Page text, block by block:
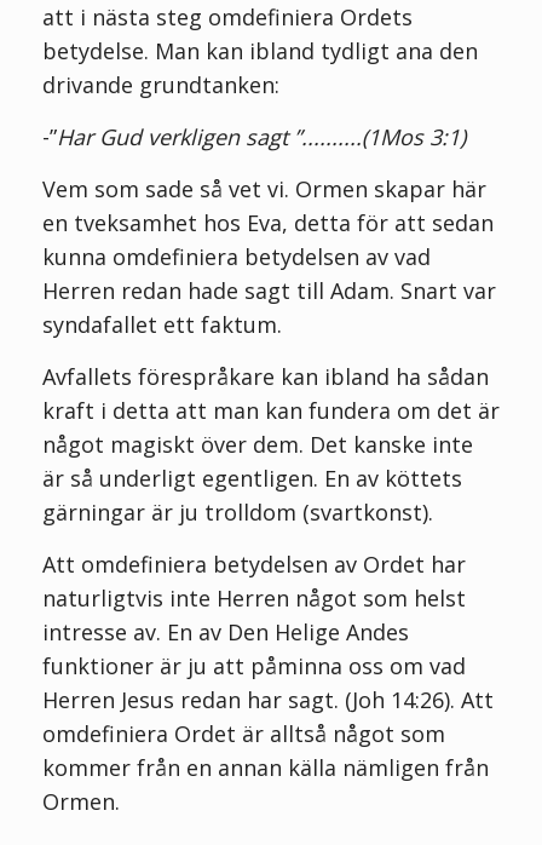
att i nästa steg omdefiniera Ordets
betydelse. Man kan ibland tydligt ana den
drivande grundtanken:
-”Har Gud verkligen sagt ”..........(1Mos 3:1)
Vem som sade så vet vi. Ormen skapar här
en tveksamhet hos Eva, detta för att sedan
kunna omdefiniera betydelsen av vad
Herren redan hade sagt till Adam. Snart var
syndafallet ett faktum.
Avfallets förespråkare kan ibland ha sådan
kraft i detta att man kan fundera om det är
något magiskt över dem. Det kanske inte
är så underligt egentligen. En av köttets
gärningar är ju trolldom (svartkonst).
Att omdefiniera betydelsen av Ordet har
naturligtvis inte Herren något som helst
intresse av. En av Den Helige Andes
funktioner är ju att påminna oss om vad
Herren Jesus redan har sagt. (Joh 14:26). Att
omdefiniera Ordet är alltså något som
kommer från en annan källa nämligen från
Ormen.